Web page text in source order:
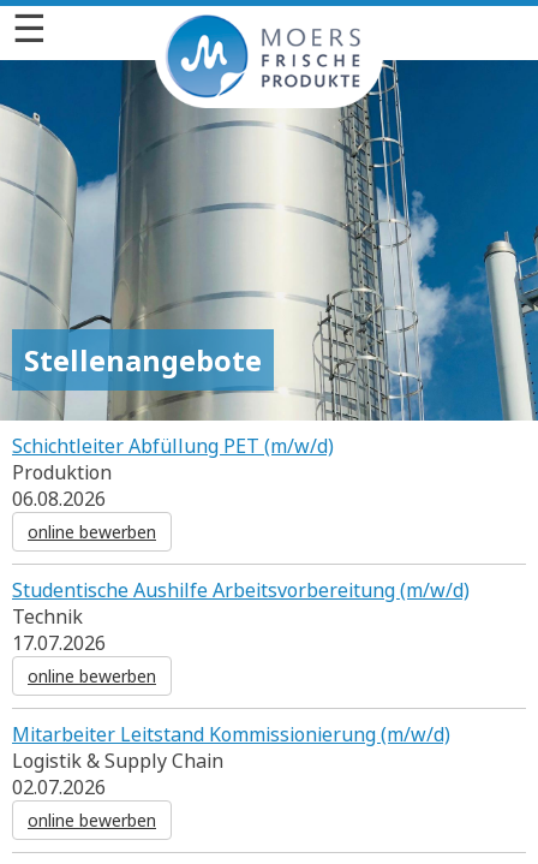
☰
Stellenangebote
Schichtleiter Abfüllung PET (m/w/d)
Produktion
06.08.2026
online bewerben
Studentische Aushilfe Arbeitsvorbereitung (m/w/d)
Technik
17.07.2026
online bewerben
Mitarbeiter Leitstand Kommissionierung (m/w/d)
Logistik & Supply Chain
02.07.2026
online bewerben